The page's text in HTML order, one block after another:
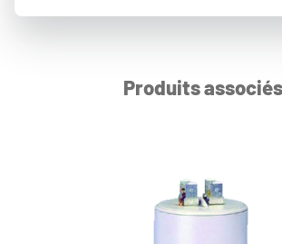
Produits associés